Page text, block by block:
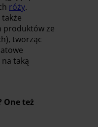
róży.
produktów ze
tworząc
na taką
One też